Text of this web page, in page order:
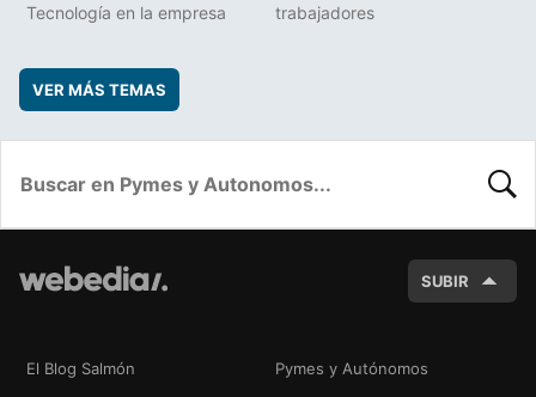
Tecnología en la empresa trabajadores
VER MÁS TEMAS
SUBIR
El Blog Salmón Pymes y Autónomos